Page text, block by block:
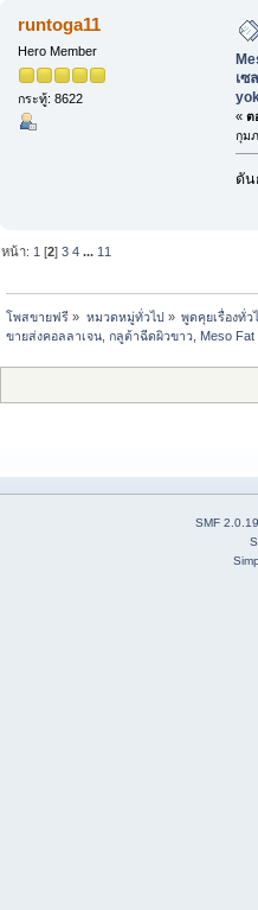
runtoga11
Hero Member
กระทู้: 8622
เซ
« ต
กุม
ดัน
หน้า: 1 [2]3 4 ... 11
โพสขายฟรี » หมวดหมู่ทั่วไป» พูดคุยเรื่องทั่ว
ขายส่งคอลลาเจน, กลูต้าฉีดผิวขาว, Meso
SMF 2.0.19